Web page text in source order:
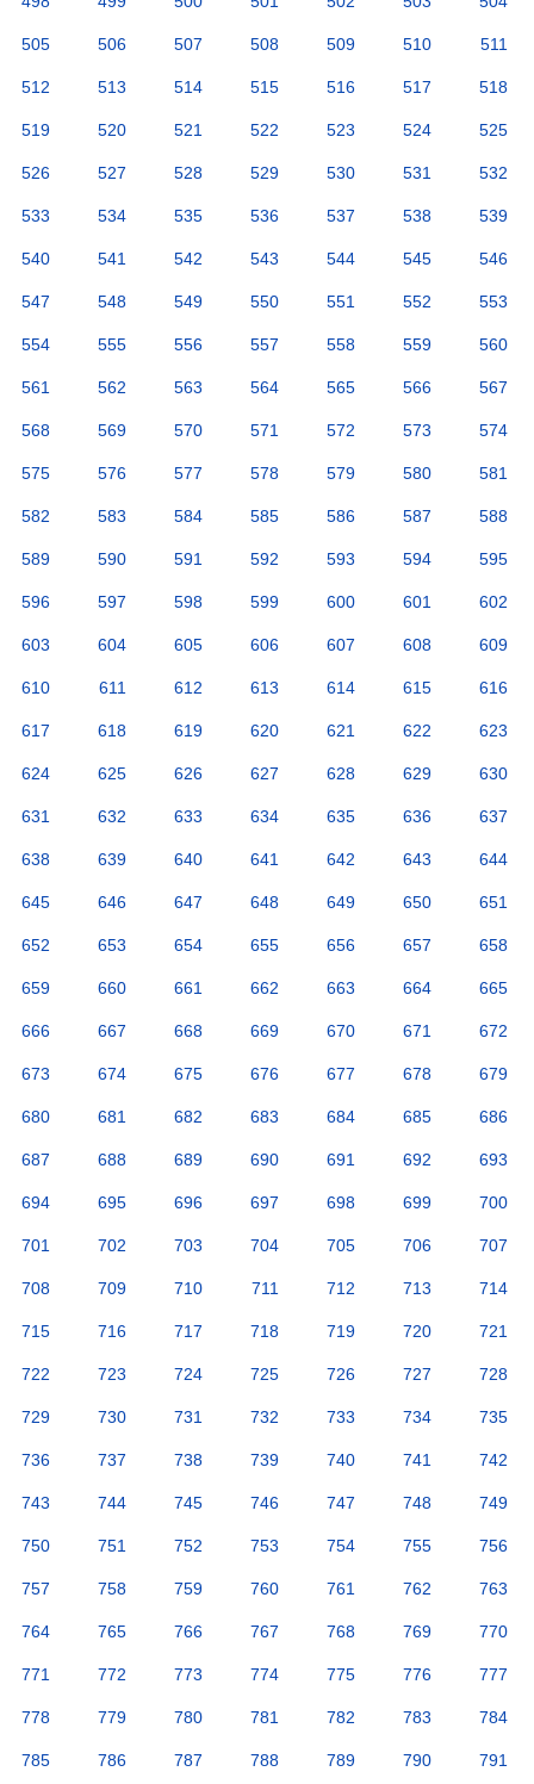
505 506 507 508 509 510 511
512 513 514 515 516 517 518
519 520 521 522 523 524 525
526 527 528 529 530 531 532
533 534 535 536 537 538 539
540 541 542 543 544 545 546
547 548 549 550 551 552 553
554 555 556 557 558 559 560
561 562 563 564 565 566 567
568 569 570 571 572 573 574
575 576 577 578 579 580 581
582 583 584 585 586 587 588
589 590 591 592 593 594 595
596 597 598 599 600 601 602
603 604 605 606 607 608 609
610 611 612 613 614 615 616
617 618 619 620 621 622 623
624 625 626 627 628 629 630
631 632 633 634 635 636 637
638 639 640 641 642 643 644
645 646 647 648 649 650 651
652 653 654 655 656 657 658
659 660 661 662 663 664 665
666 667 668 669 670 671 672
673 674 675 676 677 678 679
680 681 682 683 684 685 686
687 688 689 690 691 692 693
694 695 696 697 698 699 700
701 702 703 704 705 706 707
708 709 710 711 712 713 714
715 716 717 718 719 720 721
722 723 724 725 726 727 728
729 730 731 732 733 734 735
736 737 738 739 740 741 742
743 744 745 746 747 748 749
750 751 752 753 754 755 756
757 758 759 760 761 762 763
764 765 766 767 768 769 770
771 772 773 774 775 776 777
778 779 780 781 782 783 784
785 786 787 788 789 790 791